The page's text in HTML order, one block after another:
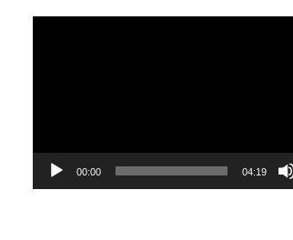
00:00 04:19